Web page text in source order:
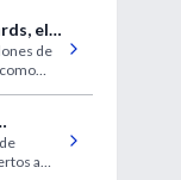
el
de
a